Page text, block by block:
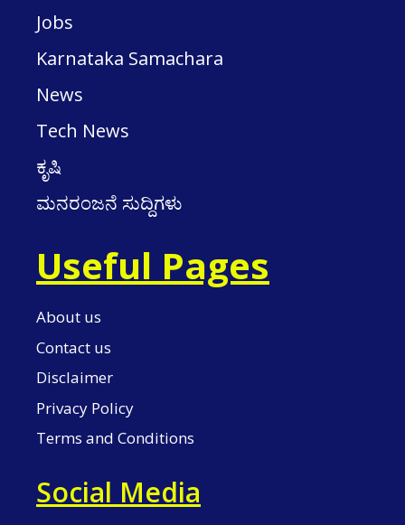
Jobs
Karnataka Samachara
News
Tech News
ಕೃಷಿ
ಮನರಂಜನೆ ಸುದ್ದಿಗಳು
Useful Pages
About us
Contact us
Disclaimer
Privacy Policy
Terms and Conditions
Social Media